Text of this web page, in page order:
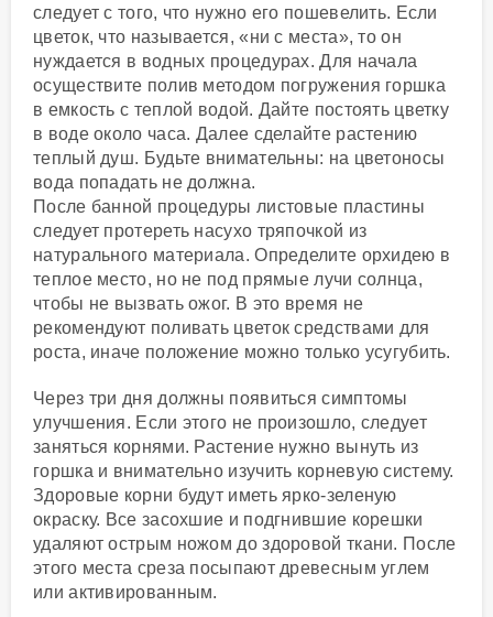
следует с того, что нужно его пошевелить. Если
цветок, что называется, «ни с места», то он
нуждается в водных процедурах. Для начала
осуществите полив методом погружения горшка
в емкость с теплой водой. Дайте постоять цветку
в воде около часа. Далее сделайте растению
теплый душ. Будьте внимательны: на цветоносы
вода попадать не должна.
После банной процедуры листовые пластины
следует протереть насухо тряпочкой из
натурального материала. Определите орхидею в
теплое место, но не под прямые лучи солнца,
чтобы не вызвать ожог. В это время не
рекомендуют поливать цветок средствами для
роста, иначе положение можно только усугубить.
Через три дня должны появиться симптомы
улучшения. Если этого не произошло, следует
заняться корнями. Растение нужно вынуть из
горшка и внимательно изучить корневую систему.
Здоровые корни будут иметь ярко-зеленую
окраску. Все засохшие и подгнившие корешки
удаляют острым ножом до здоровой ткани. После
этого места среза посыпают древесным углем
или активированным.